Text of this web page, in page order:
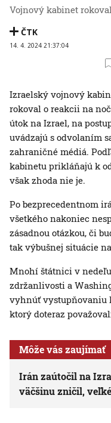
Vojnový kabinet
ČTK
14. 4. 2024 21:37:04
Izraelský vojnový
rokoval o reakcii na
útok na Izrael, na
uvádzajú s odvolaním
zahraničné médiá.
kabinetu prikláňajú k
však zhoda nie je.
Po bezprecedentnom
všetkého nakoniec
zásadnou otázkou, či
tak výbušnej situácie
Mnohí štátnici v
zdržanlivosti a
vyhnúť vystupňovaniu
ktorý doteraz
Môže vás zaujímať
Irán zaútočil na
väčšinu zničil,